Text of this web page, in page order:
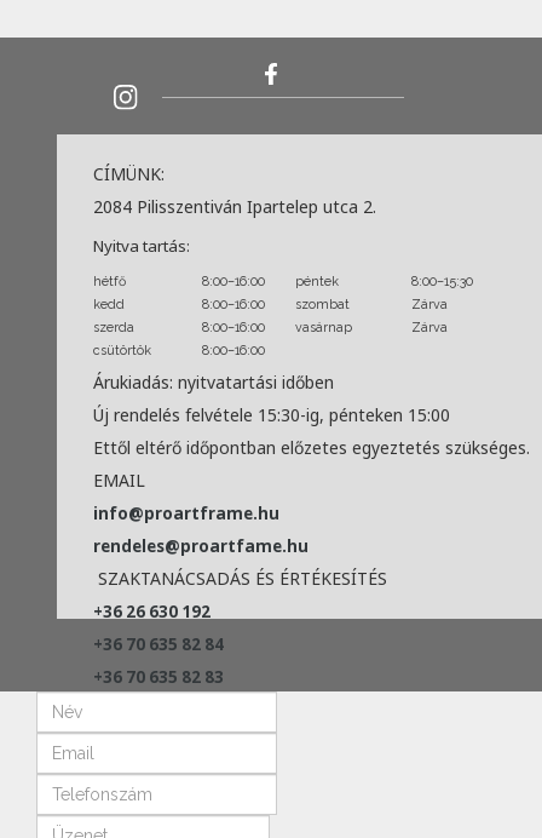
CÍMÜNK:
2084 Pilisszentiván Ipartelep utca 2.
Nyitva tartás:
hétfő 8:00–16:00 péntek
8:00–15:30
kedd
8:00–16:00 szombat
Zárva
szerda
8:00–16:00 vasárnap
Zárva
csütörtök
8:00–16:00
Árukiadás: nyitvatartási időben
Új rendelés felvétele 15:30-ig, pénteken 15:00
Ettől eltérő időpontban előzetes egyeztetés szükséges.
EMAIL
info@proartframe.hu
rendeles@proartfame.hu
SZAKTANÁCSADÁS ÉS ÉRTÉKESÍTÉS
+36 26 630 192
+36 70 635 82 84
+36 70 635 82 83